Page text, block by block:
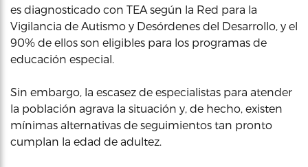
es diagnosticado con TEA según la Red para la
Vigilancia de Autismo y Desórdenes del Desarrollo, y el
90% de ellos son eligibles para los programas de
educación especial.
Sin embargo, la escasez de especialistas para atender
la población agrava la situación y, de hecho, existen
mínimas alternativas de seguimientos tan pronto
cumplan la edad de adultez.